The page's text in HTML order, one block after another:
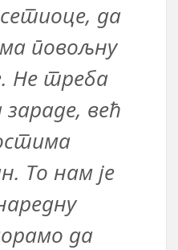
да
повољну
Не треба
већ
То нам је
да